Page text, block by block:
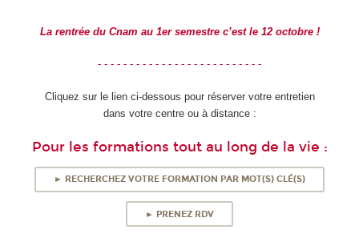
La rentrée du Cnam au 1er semestre c’est le 12 octobre !
- - - - - - - - - - - - - - - - - - - - - - - - - -
Cliquez sur le lien ci-dessous pour réserver votre entretien
dans votre centre ou à distance :
Pour les formations tout au long de la vie :
► RECHERCHEZ VOTRE FORMATION PAR MOT(S) CLÉ(S)
► PRENEZ RDV